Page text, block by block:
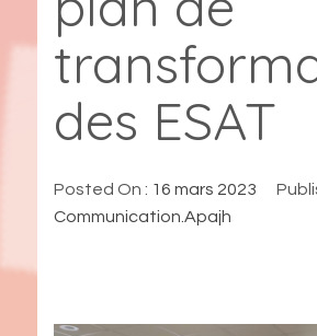
des ESAT
Posted On : 16 mars 2023
Communication.Apajh